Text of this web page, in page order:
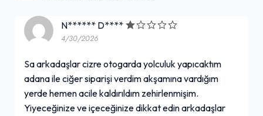
N****** D****
4/30/2026
Sa arkadaşlar cizre otogarda yolculuk yapıcaktım
adana ile ciğer siparişi verdim akşamına vardığım
yerde hemen acile kaldırıldım zehirlenmişim.
Yiyeceğinize ve içeceğinize dikkat edin arkadaşlar